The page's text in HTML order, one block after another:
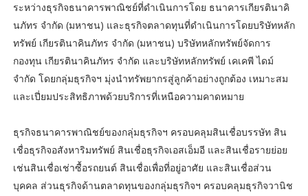
ระหว่างธุรกิจธนาคารพาณิชย์ที่ดำเนินการโดย ธนาคารเกียรตินาคิ
นภัทร จำกัด (มหาชน) และธุรกิจตลาดทุนที่ดำเนินการโดยบริษัทหลัก
ทรัพย์ เกียรตินาคินภัทร จำกัด (มหาชน) บริษัทหลักทรัพย์จัดการ
กองทุน เกียรตินาคินภัทร จำกัด และบริษัทหลักทรัพย์ เคเคพี ไดม์
จำกัด โดยกลุ่มธุรกิจฯ มุ่งนำทรัพยากรสู่ลูกค้าอย่างถูกต้อง เหมาะสม
และเปี่ยมประสิทธิภาพด้วยบริการที่เหนือความคาดหมาย
ธุรกิจธนาคารพาณิชย์ของกลุ่มธุรกิจฯ ครอบคลุมสินเชื่อบรรษัท สิน
เชื่อธุรกิจอสังหาริมทรัพย์ สินเชื่อธุรกิจเอสเอ็มอี และสินเชื่อรายย่อย
เช่นสินเชื่อเช่าซื้อรถยนต์ สินเชื่อเพื่อที่อยู่อาศัย และสินเชื่อส่วน
บุคคล ส่วนธุรกิจด้านตลาดทุนของกลุ่มธุรกิจฯ ครอบคลุมธุรกิจวานิช